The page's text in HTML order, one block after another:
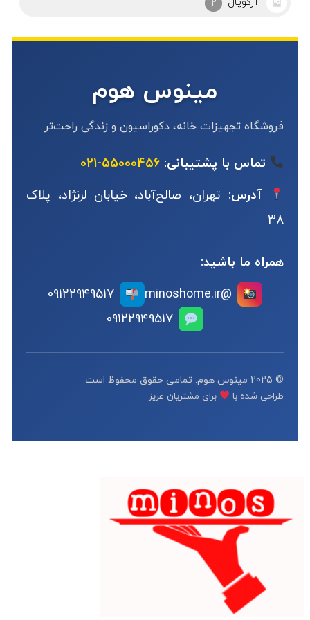
مینوس هوم
فروشگاه تجهیزات خانه، دکوراسیون و زندگی راحت‌تر
تماس با پشتیبانی: 55000456-021
آدرس: تهران، صالح‌آباد، خیابان لرنژاد، پلاک
38
همراه ما باشید:
@minoshome.ir
09122949517
09122949517
© 2025 مینوس هوم. تمامی حقوق محفوظ است.
طراحی شده با برای مشتریان عزیز